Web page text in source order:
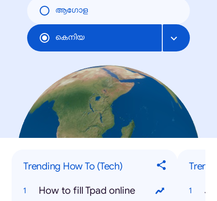
ആഗോള
കെനിയ
Trending How To (Tech)
How to fill Tpad online